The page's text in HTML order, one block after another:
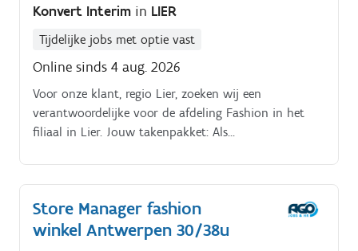
Konvert Interim in LIER
Tijdelijke jobs met optie vast
Online sinds 4 aug. 2026
Voor onze klant, regio Lier, zoeken wij een
verantwoordelijke voor de afdeling Fashion in het
filiaal in Lier. Jouw takenpakket: Als
organisatie en uitstraling van de afdeling Fashion.
Store Manager fashion
winkel Antwerpen 30/38u